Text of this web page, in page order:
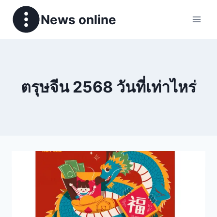
News online
ตรุษจีน 2568 วันที่เท่าไหร่